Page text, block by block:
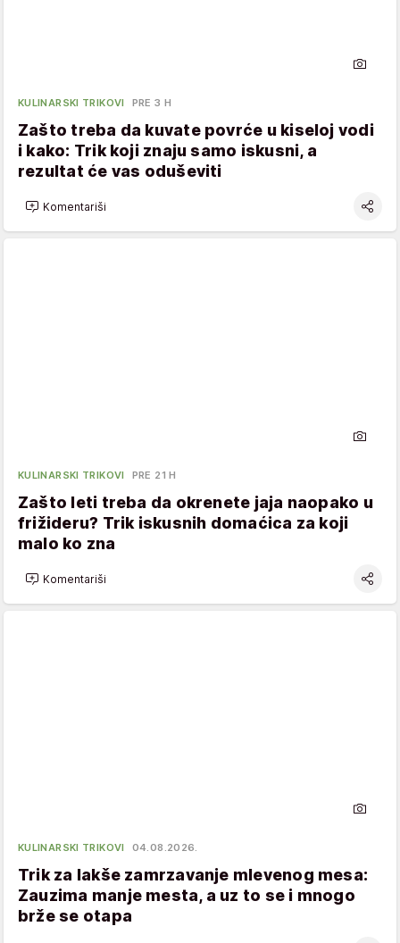
KULINARSKI TRIKOVI PRE 3 H
Zašto treba da kuvate povrće u kiseloj vodi
i kako: Trik koji znaju samo iskusni, a
rezultat će vas oduševiti
Komentariši
KULINARSKI TRIKOVI PRE 21 H
Zašto leti treba da okrenete jaja naopako u
frižideru? Trik iskusnih domaćica za koji
malo ko zna
Komentariši
KULINARSKI TRIKOVI 04.08.2026.
Trik za lakše zamrzavanje mlevenog mesa:
Zauzima manje mesta, a uz to se i mnogo
brže se otapa